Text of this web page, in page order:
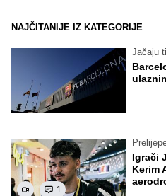
NAJČITANIJE IZ KATEGORIJE
Jačaju
1
Igrači
Kerim